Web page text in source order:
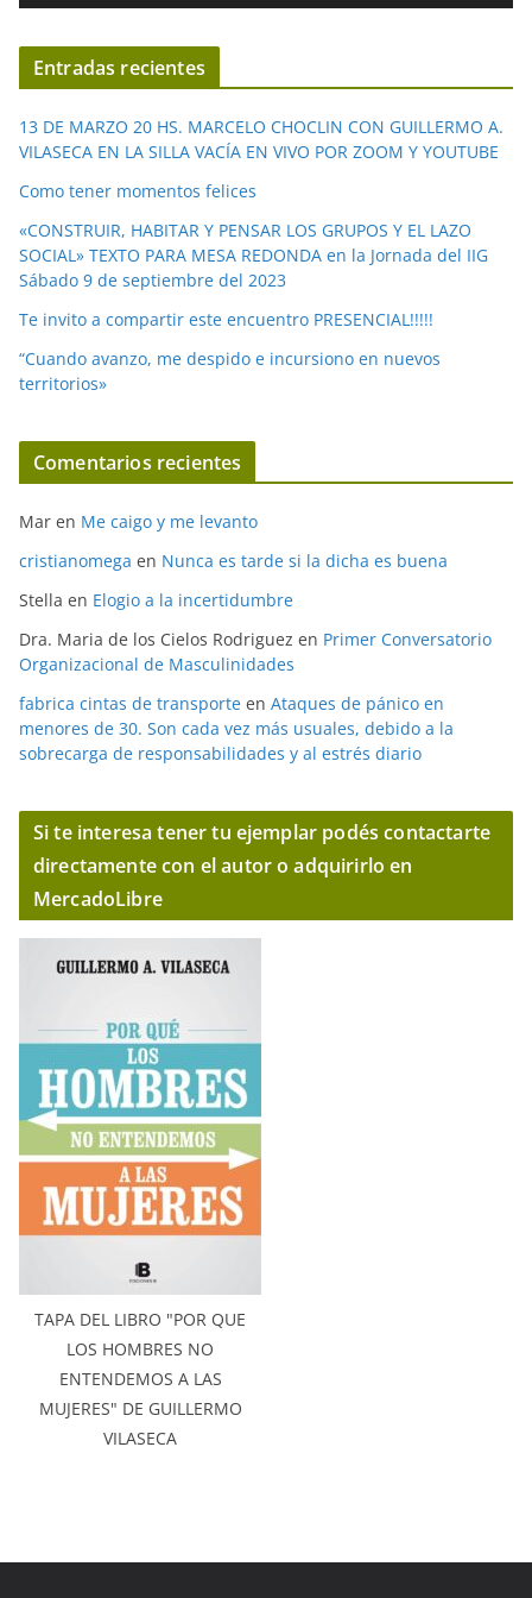
í
d
o
Entradas recientes
13 DE MARZO 20 HS. MARCELO CHOCLIN CON GUILLERMO A.
VILASECA EN LA SILLA VACÍA EN VIVO POR ZOOM Y YOUTUBE
Como tener momentos felices
«CONSTRUIR, HABITAR Y PENSAR LOS GRUPOS Y EL LAZO
SOCIAL» TEXTO PARA MESA REDONDA en la Jornada del IIG
Sábado 9 de septiembre del 2023
Te invito a compartir este encuentro PRESENCIAL!!!!!
“Cuando avanzo, me despido e incursiono en nuevos
territorios»
Comentarios recientes
Mar en Me caigo y me levanto
cristianomega en Nunca es tarde si la dicha es buena
Stella en Elogio a la incertidumbre
Dra. Maria de los Cielos Rodriguez en Primer Conversatorio
Organizacional de Masculinidades
fabrica cintas de transporte en Ataques de pánico en
menores de 30. Son cada vez más usuales, debido a la
sobrecarga de responsabilidades y al estrés diario
Si te interesa tener tu ejemplar podés contactarte
directamente con el autor o adquirirlo en
MercadoLibre
TAPA DEL LIBRO "POR QUE
LOS HOMBRES NO
ENTENDEMOS A LAS
MUJERES" DE GUILLERMO
VILASECA